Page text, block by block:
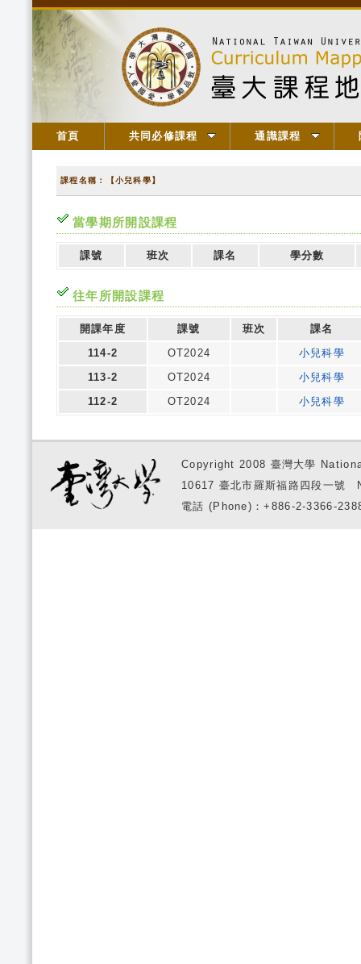
首頁 共同必修課程 通識課程
課程名稱：【小兒科學】
當學期所開設課程
課號 班次 課名 學分數
往年所開設課程
開課年度 課號 班次
課名
114-2
OT2024
小兒科學
113-2
OT2024
小兒科學
112-2
OT2024 小兒科學
Copyright 2008 臺灣大學
10617 臺北市羅斯福路四段一
電話 (Phone)：+886-2-3366-